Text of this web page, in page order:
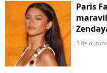
Paris
3 de